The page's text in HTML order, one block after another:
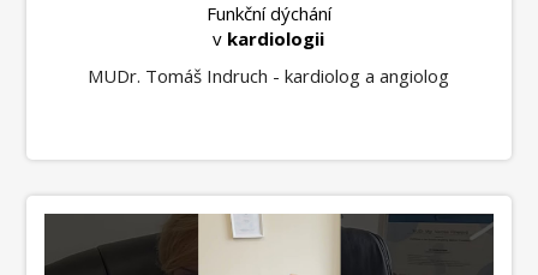
Funkční dýchání
v kardiologii
MUDr. Tomáš Indruch - kardiolog a angiolog
přehrávač